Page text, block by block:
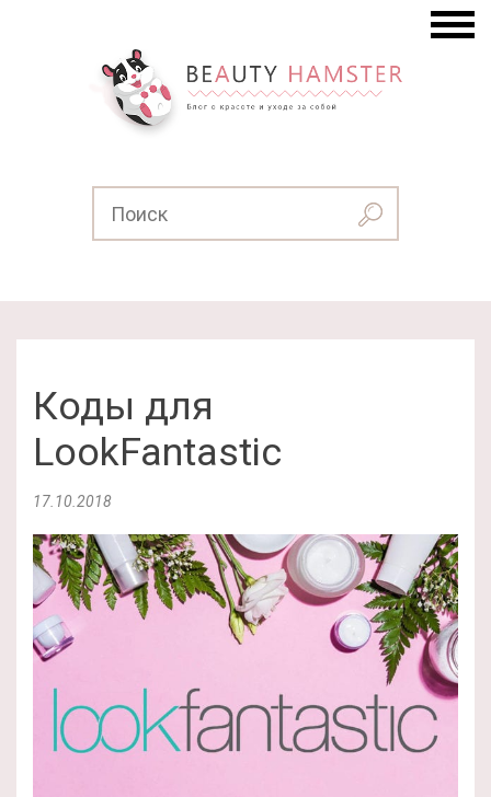
Коды для
LookFantastic
17.10.2018